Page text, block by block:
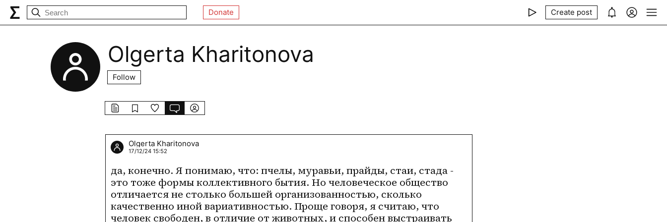
Donate Create post
Olgerta Kharitonova
Follow
Olgerta Kharitonova
17/12/24 15:52
да, конечно. Я понимаю, что: пчелы, муравьи, прайды, стаи, стада -
это тоже формы коллективного бытия. Но человеческое общество
отличается не столько большей организованностью, сколько
качественно иной вариативностью. Проще говоря, я считаю, что
человек свободен, в отличие от животных, и способен выстраивать